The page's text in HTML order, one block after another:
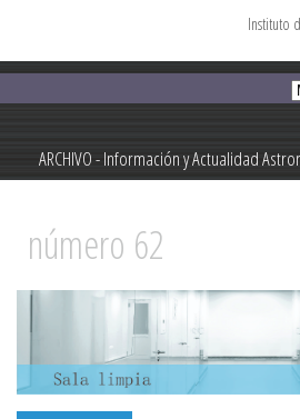
contenido
ARCHIVO - Información y Actualidad
Información y Actualidad Astronómica
Instituto
número 62